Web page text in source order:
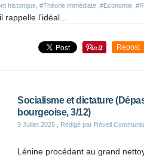
historique #Théorie immédiate #Economie
l’idéal...
Repost
Socialisme et dictature
bourgeoise, 3/12)
9 Juillet 2025 , Rédigé par Réveil
Lénine procédant au grand